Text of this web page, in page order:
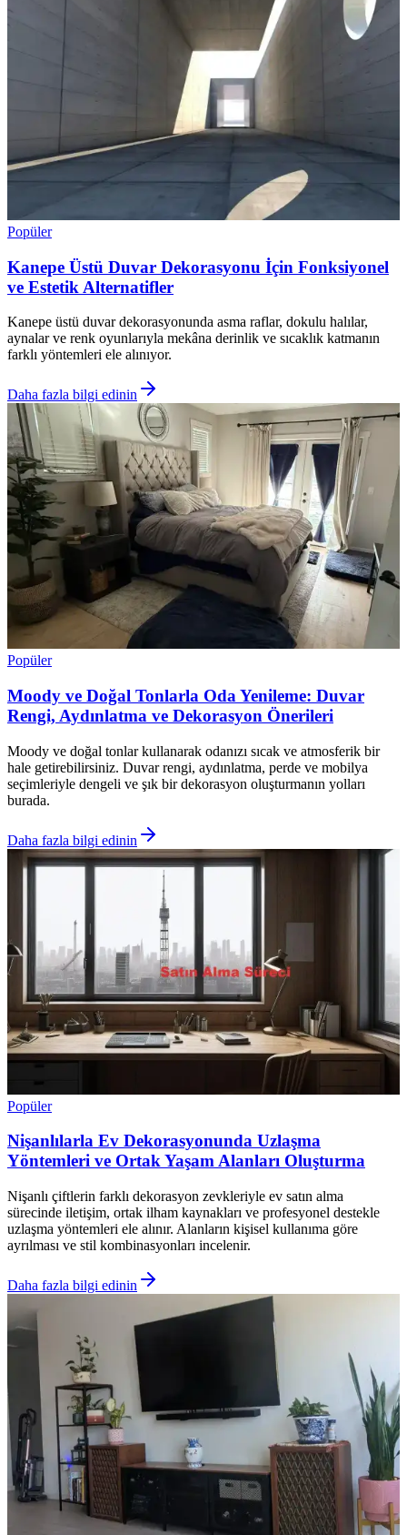
Popüler
Kanepe Üstü Duvar Dekorasyonu İçin Fonksiyonel
ve Estetik Alternatifler
Kanepe üstü duvar dekorasyonunda asma raflar, dokulu halılar,
aynalar ve renk oyunlarıyla mekâna derinlik ve sıcaklık katmanın
farklı yöntemleri ele alınıyor.
Daha fazla bilgi edinin
Popüler
Moody ve Doğal Tonlarla Oda Yenileme: Duvar
Rengi, Aydınlatma ve Dekorasyon Önerileri
Moody ve doğal tonlar kullanarak odanızı sıcak ve atmosferik bir
hale getirebilirsiniz. Duvar rengi, aydınlatma, perde ve mobilya
seçimleriyle dengeli ve şık bir dekorasyon oluşturmanın yolları
burada.
Daha fazla bilgi edinin
Popüler
Nişanlılarla Ev Dekorasyonunda Uzlaşma
Yöntemleri ve Ortak Yaşam Alanları Oluşturma
Nişanlı çiftlerin farklı dekorasyon zevkleriyle ev satın alma
sürecinde iletişim, ortak ilham kaynakları ve profesyonel destekle
uzlaşma yöntemleri ele alınır. Alanların kişisel kullanıma göre
ayrılması ve stil kombinasyonları incelenir.
Daha fazla bilgi edinin